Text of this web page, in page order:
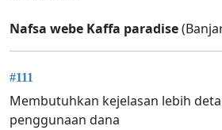
Nafsa webe Kaffa paradise
#111
Membutuhkan kejelasan lebih
penggunaan dana